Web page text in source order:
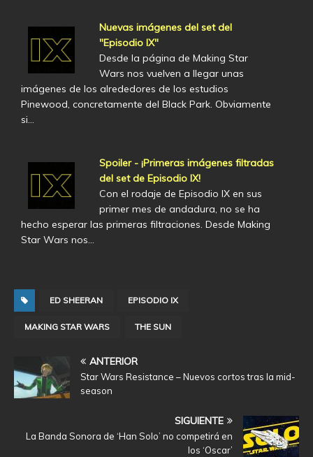
Nuevas imágenes del set del
"Episodio IX"
Desde la página de Making Star
Wars nos vuelven a llegar unas
imágenes de los alrededores de los estudios
Pinewood, concretamente del Black Park. Obviamente
si…
Spoiler - ¡Primeras imágenes filtradas
del set de Episodio IX!
Con el rodaje de Episodio IX en sus
primer mes de andadura, no se ha
hecho esperar las primeras filtraciones. Desde Making
Star Wars nos…
ED SHEERAN EPISODIO IX
MAKING STAR WARS THE SUN
ANTERIOR
Star Wars Resistance – Nuevos cortos tras la mid-
season
SIGUIENTE
La Banda Sonora de ‘Han Solo’ no competirá en
los ‘Oscar’